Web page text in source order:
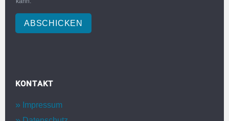
ABSCHICKEN
KONTAKT
Impressum